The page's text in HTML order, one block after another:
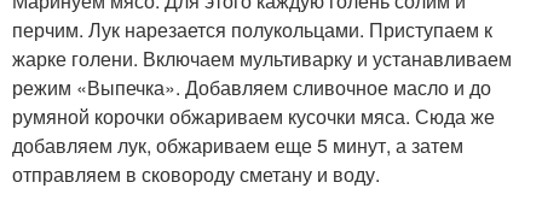
перчим. Лук нарезается полукольцами. Приступаем к
жарке голени. Включаем мультиварку и устанавливаем
режим «Выпечка». Добавляем сливочное масло и до
румяной корочки обжариваем кусочки мяса. Сюда же
добавляем лук, обжариваем еще 5 минут, а затем
отправляем в сковороду сметану и воду.